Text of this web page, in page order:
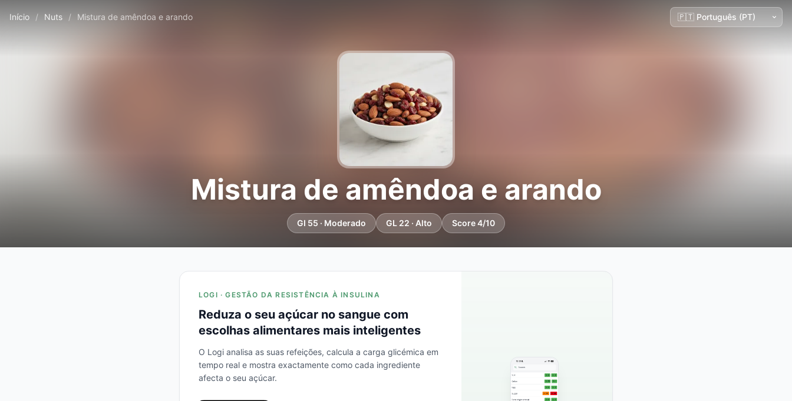
Início / Nuts / Mistura de amêndoa e arando
Mistura de amêndoa e arando
GI 55 · Moderado GL 22 · Alto Score 4/10
LOGI · GESTÃO DA RESISTÊNCIA À INSULINA
Reduza o seu açúcar no sangue com
escolhas alimentares mais inteligentes
O Logi analisa as suas refeições, calcula a carga glicémica em
tempo real e mostra exactamente como cada ingrediente
afecta o seu açúcar.